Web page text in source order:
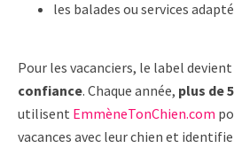
les balades ou services
Pour les vacanciers, le label
confiance. Chaque année, plus de
utilisent EmmèneTonChien.com
vacances avec leur chien et